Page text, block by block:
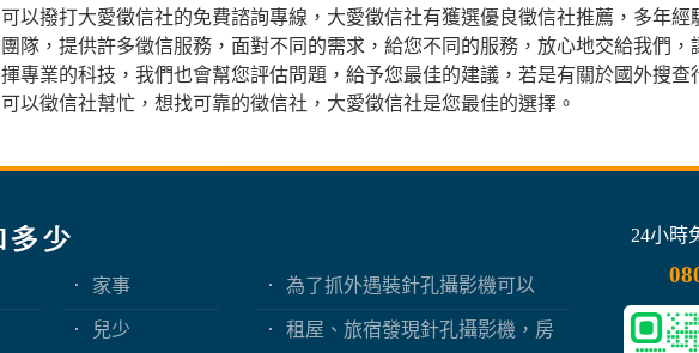
可以撥打大愛徵信社的免費諮詢專線，大愛徵信社有獲選優良徵信社推薦，多年經
團隊，提供許多徵信服務，面對不同的需求，給您不同的服務，放心地交給我們，
揮專業的科技，我們也會幫您評估問題，給予您最佳的建議，若是有關於國外搜查
可以徵信社幫忙，想找可靠的徵信社，大愛徵信社是您最佳的選擇。
家事
兒少
為了抓外遇裝針孔攝影機可以
租屋、旅宿發現針孔攝影機，房
24小時